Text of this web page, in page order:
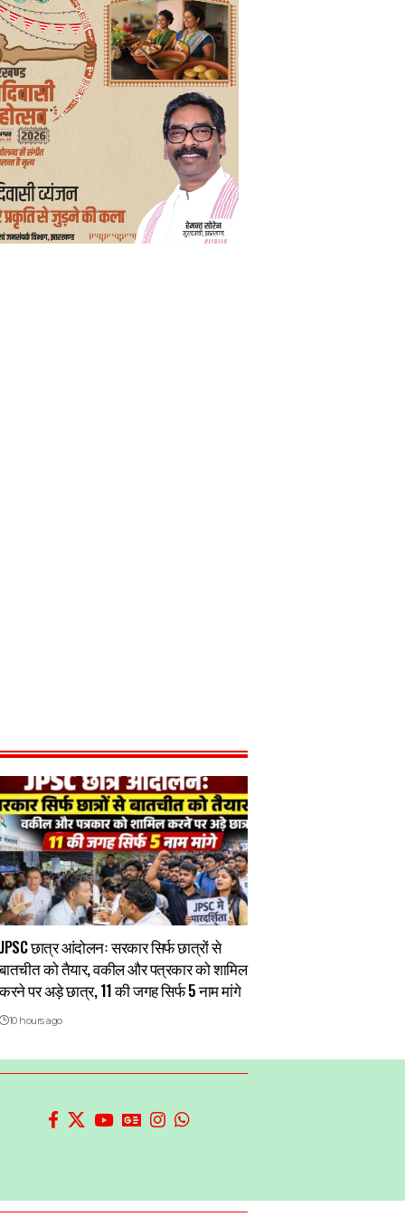
JPSC छात्र आंदोलनः सरकार सिर्फ छात्रों से
बातचीत को तैयार, वकील और पत्रकार को शामिल
करने पर अड़े छात्र, 11 की जगह सिर्फ 5 नाम मांगे
10 hours ago